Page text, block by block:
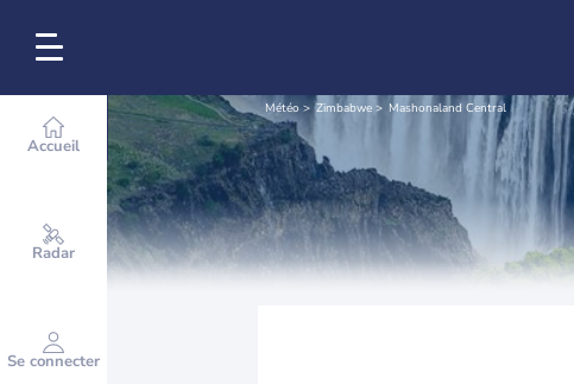
Accueil
Radar
Se connecter
Météo Zimbabwe Mashonaland Central